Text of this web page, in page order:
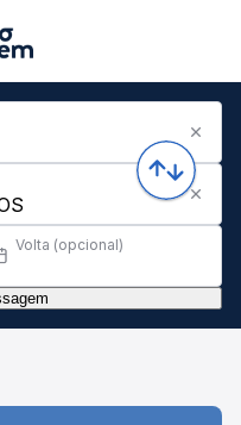
Volta (opcional)